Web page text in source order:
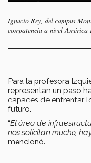
Ignacio Rey, del campus
compatencia a nivel
Para la profesora
representan un paso
capaces de enfrentar
futuro.
“El área de
nos solicitan mucho,
mencionó.